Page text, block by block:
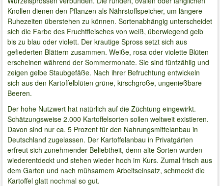
Knollen dienen den Pflanzen als Nährstoffspeicher, um längere
Ruhezeiten überstehen zu können. Sortenabhängig unterscheidet
sich die Farbe des Fruchtfleisches von weiß, überwiegend gelb
bis zu blau oder violett. Der krautige Spross setzt sich aus
gefiederten Blättern zusammen. Weiße, rosa oder violette Blüten
erscheinen während der Sommermonate. Sie sind fünfzählig und
zeigen gelbe Staubgefäße. Nach ihrer Befruchtung entwickeln
sich aus den Kartoffelblüten grüne, kirschgroße, ungenießbare
Beeren.
Der hohe Nutzwert hat natürlich auf die Züchtung eingewirkt.
Schätzungsweise 2.000 Kartoffelsorten sollen weltweit existieren.
Davon sind nur ca. 5 Prozent für den Nahrungsmittelanbau in
Deutschland zugelassen. Der Kartoffelanbau in Privatgärten
erfreut sich zunehmender Beliebtheit, denn alte Sorten wurden
wiederentdeckt und stehen wieder hoch im Kurs. Zumal frisch aus
dem Garten und nach mühsamem Arbeitseinsatz, schmeckt die
Kartoffel glatt nochmal so gut.